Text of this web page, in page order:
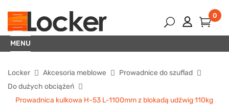
0
MENU
Locker Akcesoria meblowe
Prowadnice do szuflad
Do dużych obciążeń
Prowadnica kulkowa H-53 L-1100mm z blokadą udźwig 110kg